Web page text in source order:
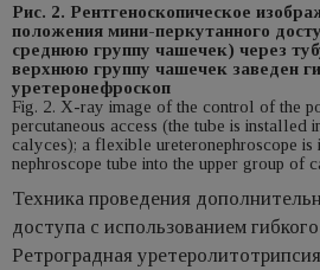
Рис. 2. Рентгеноскопическое
положения мини-перкутанного
среднюю группу чашечек) через
верхнюю группу чашечек заведен
уретеронефроскоп
Fig. 2. X-ray image of the control of the
percutaneous access (the tube is installed
calyces); a flexible ureteronephroscope is
nephroscope tube into the upper group of
Техника проведения
доступа с использованием
Ретроградная